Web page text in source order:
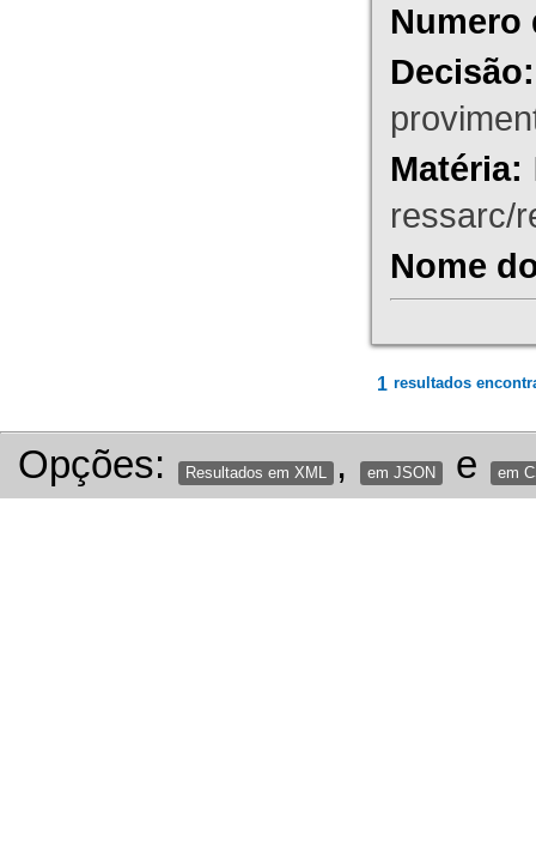
Numero
Decisão:
Matéria:
ressarc/
Nome
1 resultados
Opções: Resultados em XML , em JSON e em